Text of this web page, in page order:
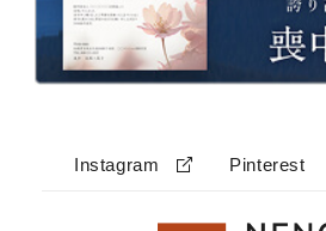
Instagram Pinterest